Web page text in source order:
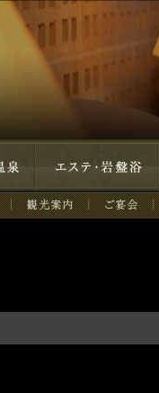
エステ・岩盤浴